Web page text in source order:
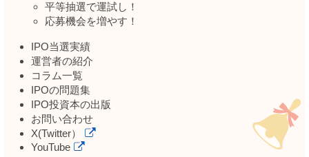
平等抽選で運試し！
応募機会を増やす！
IPO当選実績
運営者の紹介
コラム一覧
IPOの問題集
IPO投資本の出版
お問い合わせ
X(Twitter）
YouTube